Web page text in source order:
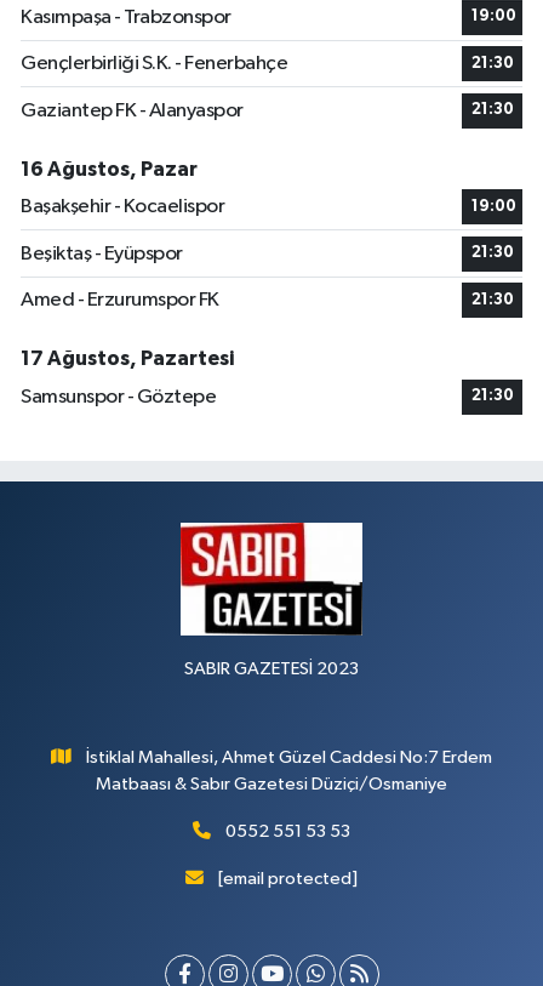
Kasımpaşa - Trabzonspor 19:00
Gençlerbirliği S.K. - Fenerbahçe 21:30
Gaziantep FK - Alanyaspor 21:30
16 Ağustos, Pazar
Başakşehir - Kocaelispor
19:00
Beşiktaş - Eyüpspor 21:30
Amed - Erzurumspor FK 21:30
17 Ağustos, Pazartesi
Samsunspor - Göztepe
21:30
SABIR GAZETESİ 2023
İstiklal Mahallesi, Ahmet Güzel Caddesi No:7 Erdem
Matbaası & Sabır Gazetesi Düziçi/Osmaniye
0552 551 53 53
[email protected]